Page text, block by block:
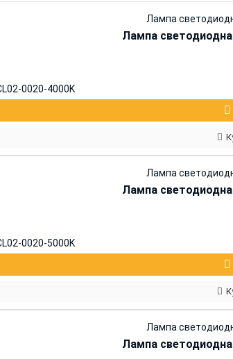
Лампа
0020-4000K
Лампа
0020-5000K
Лампа